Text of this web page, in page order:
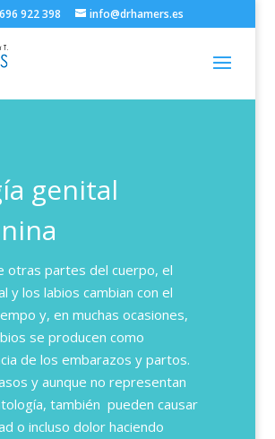
922 398 info@drhamers.es
genital
otras partes del cuerpo, el
y los labios cambian con el
y, en muchas ocasiones,
se producen como
de los embarazos y partos.
y aunque no representan
también pueden causar
o incluso dolor haciendo